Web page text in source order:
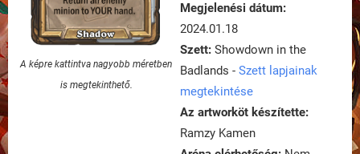
A képre kattintva nagyobb méretben
is megtekinthető.
Megjelenési dátum:
2024.01.18
Szett: Showdown in the
Badlands - Szett lapjainak
megtekintése
Az artworköt készítette:
Ramzy Kamen